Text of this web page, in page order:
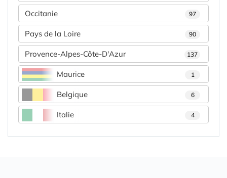
Occitanie 97
Pays de la Loire 90
Provence-Alpes-Côte-D'Azur 137
Maurice 1
Belgique 6
Italie 4